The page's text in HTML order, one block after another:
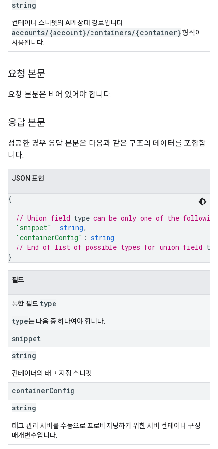
string
컨테이너 스니펫의 API 상대 경로입니다.
accounts/{account}/containers/{container} 형식이
사용됩니다.
요청 본문
요청 본문은 비어 있어야 합니다.
응답 본문
성공한 경우 응답 본문은 다음과 같은 구조의 데이터를 포함합
니다.
JSON 표현
{
// Union field type can be only one of the
"snippet" : string,
"containerConfig" : string
// End of list of possible types for union field
}
필드
통합 필드 type
type는 다음 중 하나여야 합니다.
snippet
string
컨테이너의 태그 지정 스니펫
containerConfig
string
태그 관리 서버를 수동으로 프로비저닝하기 위한 서버 컨테이너 구성
매개변수입니다.